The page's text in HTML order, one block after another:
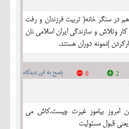
در سنگر خانه( تربیت فرزندان و رفت
وتلاش و سازندگی ایران اسلامی نان
)نمونه دوران هستند.
پاسخ به این دیدگاه 2
0
امروز بیاموز غیرت چیست.کاش می
قبول مسئولیت